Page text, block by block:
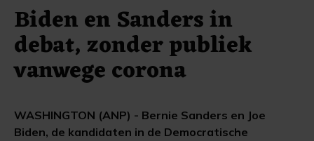
Biden en Sanders in
debat, zonder publiek
vanwege corona
WASHINGTON (ANP) - Bernie Sanders en Joe
Biden, de kandidaten in de Democratische